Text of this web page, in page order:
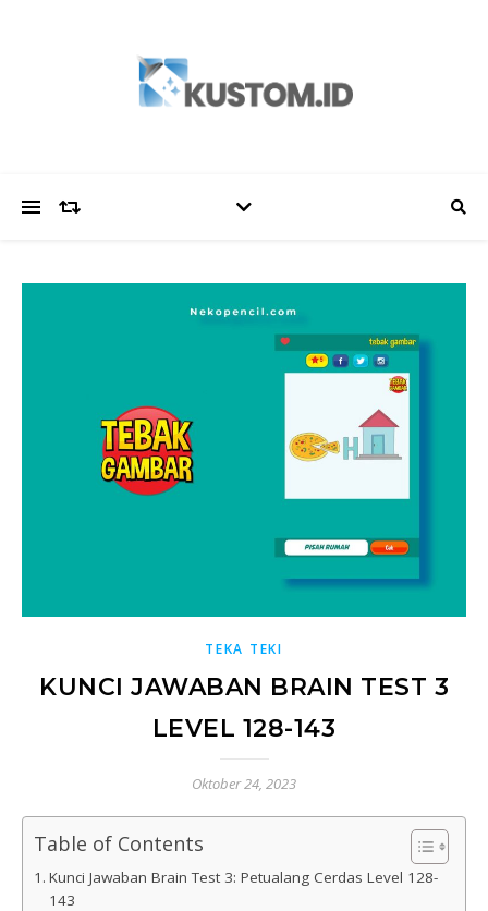
TEKA TEKI
KUNCI JAWABAN BRAIN TEST 3
LEVEL 128-143
Oktober 24, 2023
Table of Contents
Kunci Jawaban Brain Test 3: Petualang Cerdas Level 128-
143